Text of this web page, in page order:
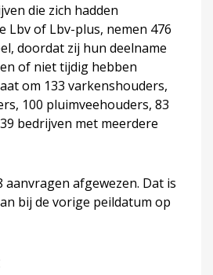
die zich hadden
Lbv of Lbv-plus, nemen 476
doordat zij hun deelname
of niet tijdig hebben
om 133 varkenshouders,
100 pluimveehouders, 83
bedrijven met meerdere
aanvragen afgewezen. Dat is
bij de vorige peildatum op